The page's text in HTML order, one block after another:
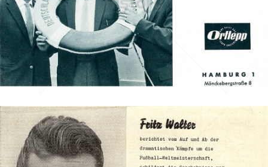
Ortlepp-Mode Ortlepp-Mode 1958
Bild-ID: 70227